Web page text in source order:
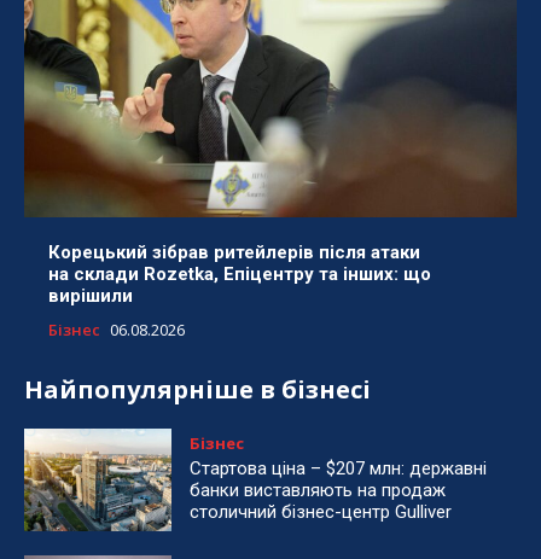
Корецький зібрав ритейлерів після атаки
на склади Rozetka, Епіцентру та інших: що
вирішили
Бізнес 06.08.2026
Найпопулярніше в бізнесі
Бізнес
Стартова ціна – $207 млн: державні
банки виставляють на продаж
столичний бізнес-центр Gulliver